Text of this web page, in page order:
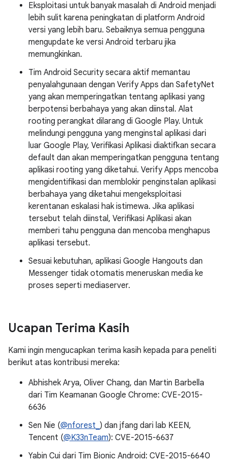
Eksploitasi untuk banyak masalah di Android menjadi
lebih sulit karena peningkatan di platform Android
versi yang lebih baru. Sebaiknya semua pengguna
mengupdate ke versi Android terbaru jika
memungkinkan.
Tim Android Security secara aktif memantau
penyalahgunaan dengan Verify Apps dan SafetyNet
yang akan memperingatkan tentang aplikasi yang
berpotensi berbahaya yang akan diinstal. Alat
rooting perangkat dilarang di Google Play. Untuk
melindungi pengguna yang menginstal aplikasi dari
luar Google Play, Verifikasi Aplikasi diaktifkan secara
default dan akan memperingatkan pengguna tentang
aplikasi rooting yang diketahui. Verify Apps mencoba
mengidentifikasi dan memblokir penginstalan aplikasi
berbahaya yang diketahui mengeksploitasi
kerentanan eskalasi hak istimewa. Jika aplikasi
tersebut telah diinstal, Verifikasi Aplikasi akan
memberi tahu pengguna dan mencoba menghapus
aplikasi tersebut.
Sesuai kebutuhan, aplikasi Google Hangouts dan
Messenger tidak otomatis meneruskan media ke
proses seperti mediaserver.
Ucapan Terima Kasih
Kami ingin mengucapkan terima kasih kepada para peneliti
berikut atas kontribusi mereka:
Abhishek Arya, Oliver Chang, dan Martin Barbella
dari Tim Keamanan Google Chrome: CVE-2015-
6636
Sen Nie (@nforest_ ) dan jfang dari lab KEEN,
Tencent (@K33nTeam): CVE-2015-6637
Yabin Cui dari Tim Bionic Android: CVE-2015-6640